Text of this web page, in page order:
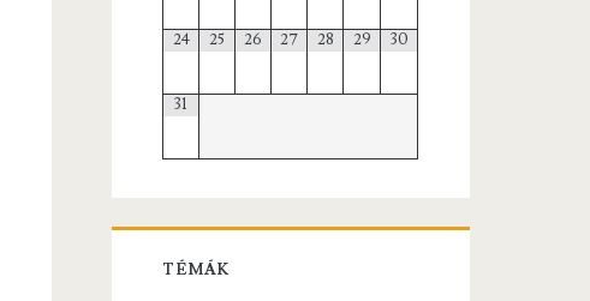
24 25 26 27 28 29 30
31
TÉMÁK